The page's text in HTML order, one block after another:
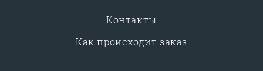
Контакты
Как происходит заказ